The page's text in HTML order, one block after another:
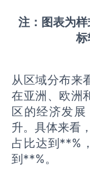
注：图表为
标
从区域分布来
在亚洲、欧洲
区的经济发
升。具体来看
占比达到**%
到**%。